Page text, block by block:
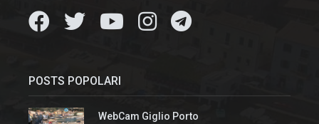
POSTS POPOLARI
WebCam Giglio Porto